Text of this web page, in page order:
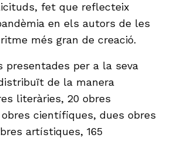
fet que reflecteix
en els autors de les
més gran de creació.
presentades per a la seva
de la manera
literàries, 20 obres
científiques, dues obres
artístiques, 165